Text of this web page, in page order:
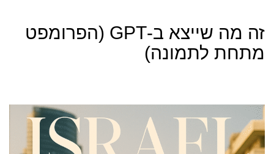
זה מה שייצא ב-GPT (הפרומפט
מתחת לתמונה)